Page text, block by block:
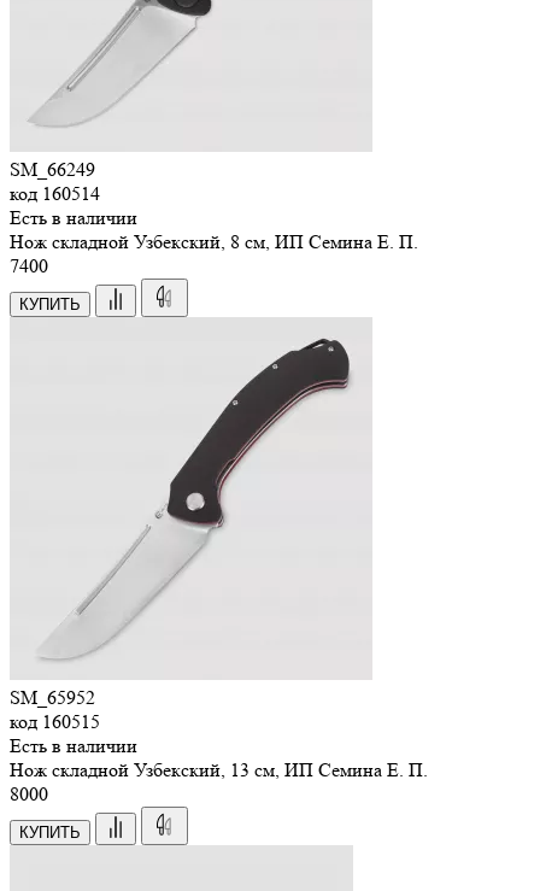
SM_66249
код 160514
Есть в наличии
Нож складной Узбекский, 8 см, ИП Семина Е. П.
7400
КУПИТЬ
SM_65952
код 160515
Есть в наличии
Нож складной Узбекский, 13 см, ИП Семина Е. П.
8000
КУПИТЬ